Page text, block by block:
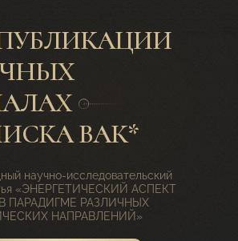
ВАК*
научно-исследовательский
«ЭНЕРГЕТИЧЕСКИЙ АСПЕКТ
ПАРАДИГМЕ РАЗЛИЧНЫХ
НАПРАВЛЕНИЙ»